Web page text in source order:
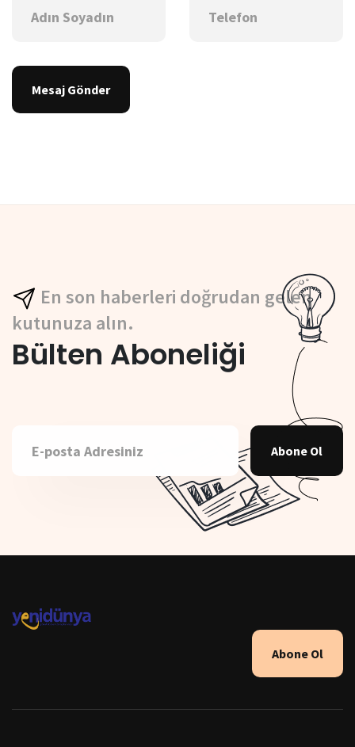
Mesaj Gönder
En son haberleri doğrudan gelen
kutunuza alın.
Bülten Aboneliği
Abone Ol
Abone Ol